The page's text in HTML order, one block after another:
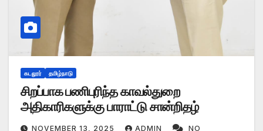
கடலூர் தமிழ்நாடு
சிறப்பாக பணிபுரிந்த காவல்துறை
அதிகாரிகளுக்கு பாராட்டு சான்றிதழ்
NOVEMBER 13, 2025 ADMIN
NO